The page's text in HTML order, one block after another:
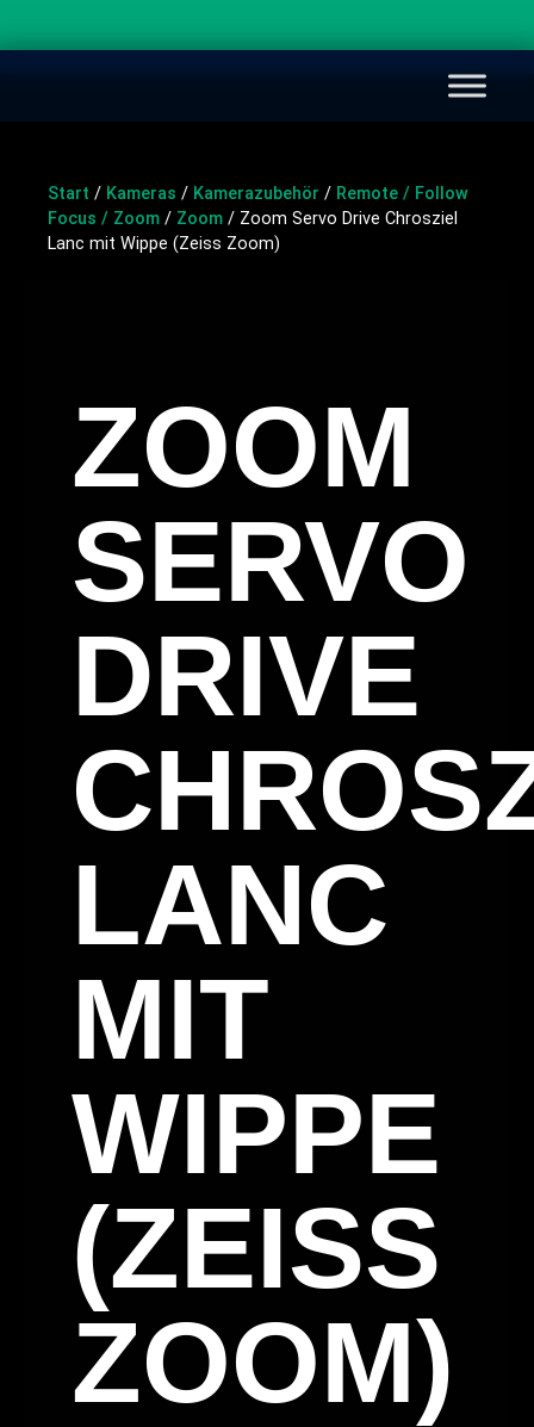
Start / Kameras / Kamerazubehör / Remote / Follow
Focus / Zoom / Zoom / Zoom Servo Drive Chrosziel
Lanc mit Wippe (Zeiss Zoom)
ZOOM
SERVO
DRIVE
LANC
MIT
WIPPE
(ZEISS
ZOOM)